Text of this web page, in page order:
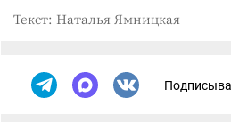
Текст: Наталья Ямницкая